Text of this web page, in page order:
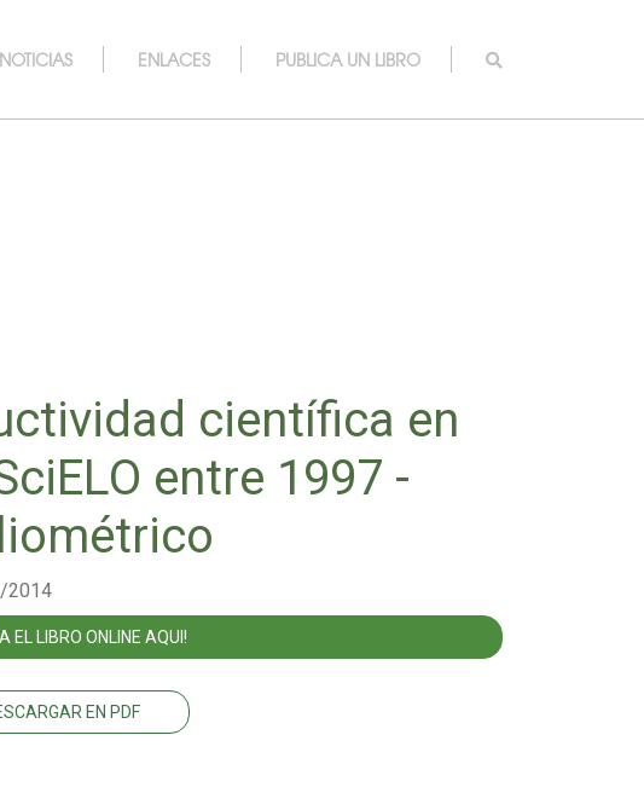
NOTICIAS ENLACES PUBLICA UN LIBRO
científica en
entre 1997 -
2014
EL LIBRO ONLINE AQUI!
EN PDF